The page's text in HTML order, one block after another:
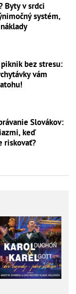
Byty v srdci
systém,
bez stresu:
vám
Slovákov:
keď
riskovať?